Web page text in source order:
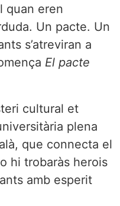
quan eren
Un pacte. Un
s’atreviran a
El pacte
cultural et
plena
que connecta el
hi trobaràs herois
amb esperit